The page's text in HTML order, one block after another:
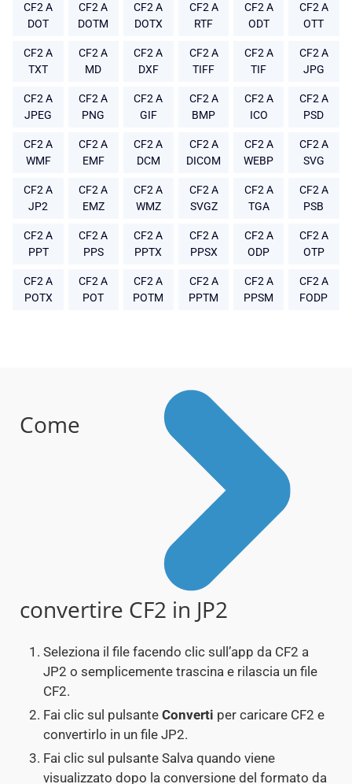
CF2 A
DOT
CF2 A
DOTM
CF2 A
DOTX
CF2 A
RTF
CF2 A
ODT
CF2 A
OTT
CF2 A
TXT
CF2 A
MD
CF2 A
DXF
CF2 A
TIFF
CF2 A
TIF
CF2 A
JPG
CF2 A
JPEG
CF2 A
PNG
CF2 A
GIF
CF2 A
BMP
CF2 A
ICO
CF2 A
PSD
CF2 A
WMF
CF2 A
EMF
CF2 A
DCM
CF2 A
DICOM
CF2 A
WEBP
CF2 A
SVG
CF2 A
JP2
CF2 A
EMZ
CF2 A
WMZ
CF2 A
SVGZ
CF2 A
TGA
CF2 A
PSB
CF2 A
PPT
CF2 A
PPS
CF2 A
PPTX
CF2 A
PPSX
CF2 A
ODP
CF2 A
OTP
CF2 A
POTX
CF2 A
POT
CF2 A
POTM
CF2 A
PPTM
CF2 A
PPSM
CF2 A
FODP
Come
convertire CF2 in JP2
Seleziona il file facendo clic sull’app da CF2 a
JP2 o semplicemente trascina e rilascia un file
CF2.
Fai clic sul pulsante Converti per caricare CF2 e
convertirlo in un file JP2.
Fai clic sul pulsante Salva quando viene
visualizzato dopo la conversione del formato da